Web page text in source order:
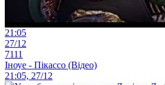
21:05
27/12
7111
Іноуе - Пікассо (Відео)
21:05, 27/12